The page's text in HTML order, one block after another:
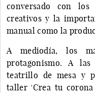
conversado con los
creativos y la
manual como la
A mediodía, los
protagonismo. A
teatrillo de mesa y
taller 'Crea tu